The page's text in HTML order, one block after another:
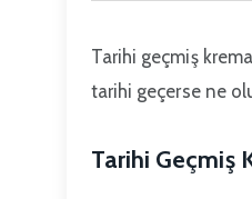
Tarihi geçmiş
tarihi geçerse ne
Tarihi Geçmiş